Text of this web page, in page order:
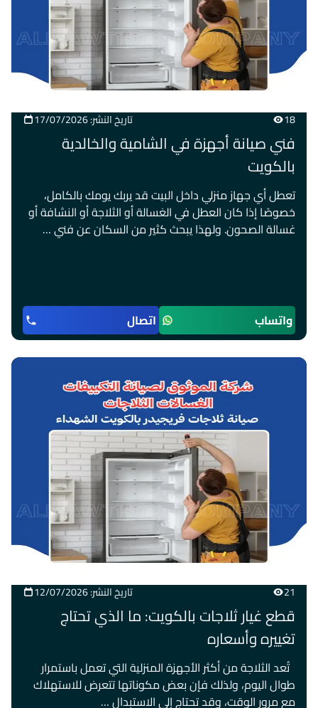
18 تاريخ النشر: 17/07/2026
فني صيانة أجهزة في الشامية والخالدية
بالكويت
تعطل أي جهاز منزلي داخل البيت قد يربك يومك بالكامل،
خصوصًا إذا كان العطل في الغسالة أو الثلاجة أو النشافة أو
غسالة الصحون. ولهذا يبحث كثير من السكان عن فني …
واتساب اتصال
21 تاريخ النشر: 12/07/2026
قطع غيار ثلاجات بالكويت: ما الذي تحتاج
تغييره وأسعاره
تُعد الثلاجة من أكثر الأجهزة المنزلية التي تعمل باستمرار
طوال اليوم، ولذلك فإن بعض مكوناتها تتعرض للاستهلاك
مع مرور الوقت، وقد تحتاج إلى الاستبدال …